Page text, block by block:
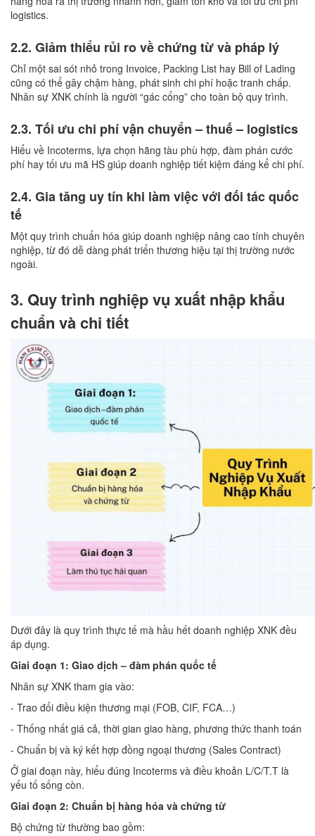
logistics.
2.2. Giảm thiểu rủi ro về chứng từ và pháp lý
Chỉ một sai sót nhỏ trong Invoice, Packing List hay Bill of Lading
cũng có thể gây chậm hàng, phát sinh chi phí hoặc tranh chấp.
Nhân sự XNK chính là người “gác cổng” cho toàn bộ quy trình.
2.3. Tối ưu chi phí vận chuyển – thuế – logistics
Hiểu về Incoterms, lựa chọn hãng tàu phù hợp, đàm phán cước
phí hay tối ưu mã HS giúp doanh nghiệp tiết kiệm đáng kể chi phí.
2.4. Gia tăng uy tín khi làm việc với đối tác quốc
tế
Một quy trình chuẩn hóa giúp doanh nghiệp nâng cao tính chuyên
nghiệp, từ đó dễ dàng phát triển thương hiệu tại thị trường nước
ngoài.
3. Quy trình nghiệp vụ xuất nhập khẩu
chuẩn và chi tiết
Dưới đây là quy trình thực tế mà hầu hết doanh nghiệp XNK đều
áp dụng.
Giai đoạn 1: Giao dịch – đàm phán quốc tế
Nhân sự XNK tham gia vào:
- Trao đổi điều kiện thương mại (FOB, CIF, FCA…)
- Thống nhất giá cả, thời gian giao hàng, phương thức thanh toán
- Chuẩn bị và ký kết hợp đồng ngoại thương (Sales Contract)
Ở giai đoạn này, hiểu đúng Incoterms và điều khoản L/C/T.T là
yếu tố sống còn.
Giai đoạn 2: Chuẩn bị hàng hóa và chứng từ
Bộ chứng từ thường bao gồm: